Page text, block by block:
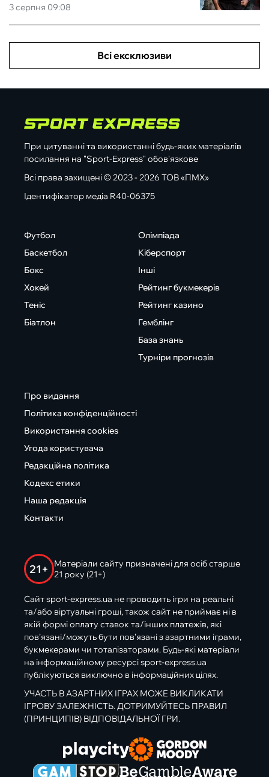
3 серпня 09:08
Всі ексклюзиви
При цитуванні та використанні будь-яких матеріалів
посилання на "Sport-Express" обов'язкове
Всі права захищені © 2023 - 2026 ТОВ «ПМХ»
Ідентифікатор медіа R40-06375
Футбол
Баскетбол
Бокс
Хокей
Теніс
Біатлон
Олімпіада
Кіберспорт
Інші
Рейтинг букмекерів
Рейтинг казино
Гемблінг
База знань
Турніри прогнозів
Про видання
Політика конфіденційності
Використання cookies
Угода користувача
Редакційна політика
Кодекс етики
Наша редакція
Контакти
21+
Матеріали сайту призначені для осіб старше
21 року (21+)
Сайт sport-express.ua не проводить ігри на реальні
та/або віртуальні гроші, також сайт не приймає ні в
якій формі оплату ставок та/інших платежів, які
пов’язані/можуть бути пов’язані з азартними іграми,
букмекерами чи тоталізаторами. Будь-які матеріали
на інформаційному ресурсі sport-express.ua
публікуються виключно в інформаційних цілях.
УЧАСТЬ В АЗАРТНИХ ІГРАХ МОЖЕ ВИКЛИКАТИ
ІГРОВУ ЗАЛЕЖНІСТЬ. ДОТРИМУЙТЕСЬ ПРАВИЛ
(ПРИНЦИПІВ) ВІДПОВІДАЛЬНОЇ ГРИ.